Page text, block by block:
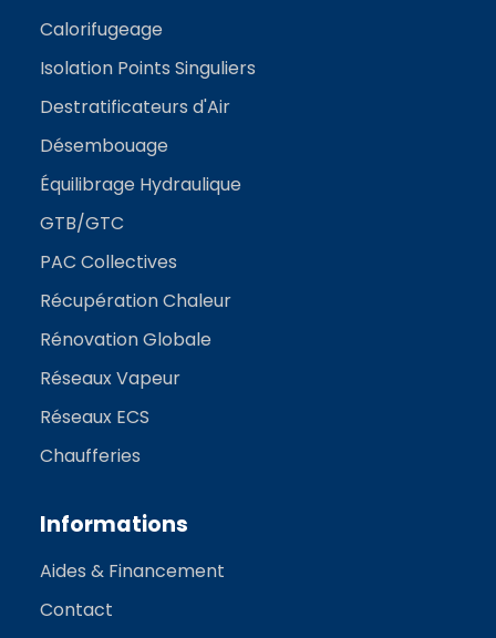
Calorifugeage
Isolation Points Singuliers
Destratificateurs d'Air
Désembouage
Équilibrage Hydraulique
GTB/GTC
PAC Collectives
Récupération Chaleur
Rénovation Globale
Réseaux Vapeur
Réseaux ECS
Chaufferies
Informations
Aides & Financement
Contact